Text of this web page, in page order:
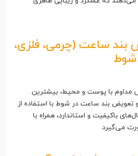
بند ساعت (چرمی، فلزی،
شوط
مداوم با پوست و محیط، بیشترین
و تعویض بند ساعت در شوط با استفاده از
باکیفیت و استاندارد، همراه با
می‌گیرد.